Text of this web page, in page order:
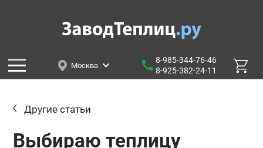
Москва
8-985-344-76-46
8-925-382-24-11
Другие статьи
Выбираю теплицу